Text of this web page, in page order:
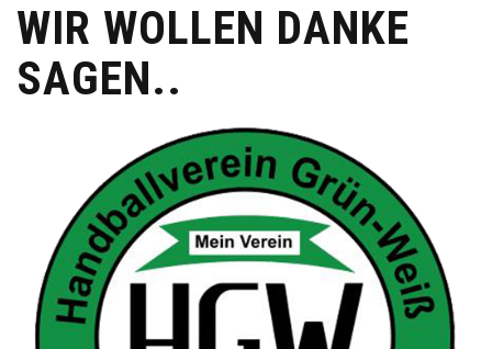
WIR WOLLEN DANKE
SAGEN..